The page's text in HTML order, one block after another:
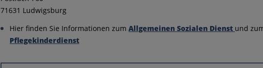
71631 Ludwigsburg
Hier finden Sie Informationen zumAllgemeinen Sozialen Dienst und
Pflegekinderdienst